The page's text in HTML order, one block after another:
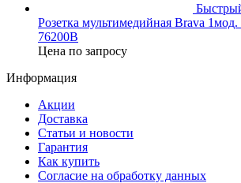
Розетка мультимедийная Brava
76200B
Цена по запросу
Информация
Акции
Доставка
Статьи и новости
Гарантия
Как купить
Согласие на обработку данных